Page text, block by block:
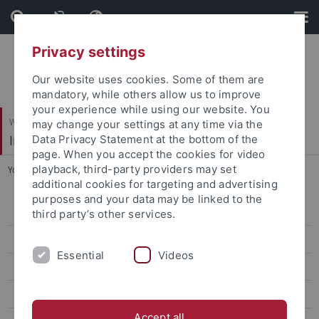
Skip
to
content
Skip
to
footer
Wirtschafts- und Sozialwissenschaftliche Fakultät
Institut für Politikwissenschaft
You are here: Startseite ... WiP-Papers
Vitrine
WiP-Papers
Privacy settings
Our website uses cookies. Some of them are
mandatory, while others allow us to improve
your experience while using our website. You
may change your settings at any time via the
Data Privacy Statement at the bottom of the
page. When you accept the cookies for video
playback, third-party providers may set
additional cookies for targeting and advertising
purposes and your data may be linked to the
third party’s other services.
Essential Videos